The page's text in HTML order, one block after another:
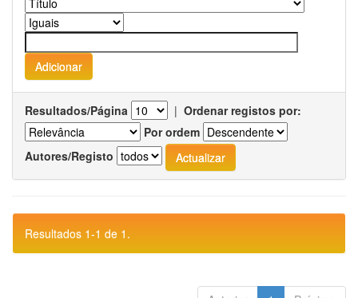
Resultados/Página | Ordenar registos por:
Por ordem
Autores/Registo
Resultados 1-1 de 1.